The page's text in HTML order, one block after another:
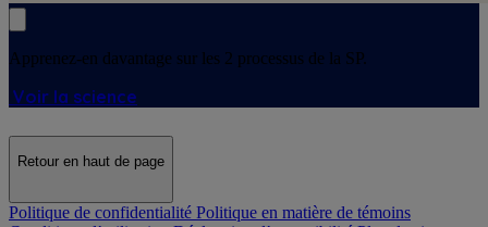
Apprenez-en davantage sur les 2 processus de la SP.
Voir la science
Retour en haut de page
Politique de confidentialité Politique en matière de témoins